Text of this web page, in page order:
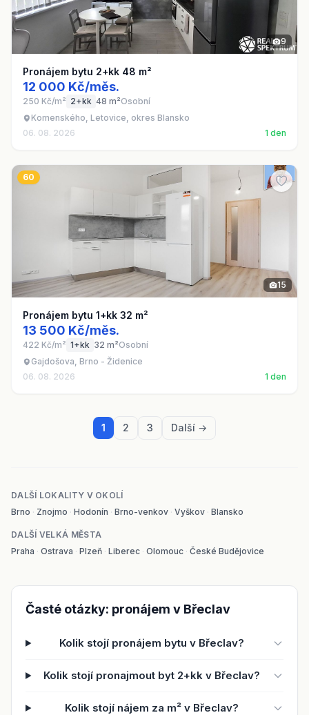
9
Pronájem bytu 2+kk 48 m²
12 000 Kč/měs.
250 Kč/m² 2+kk 48 m²Osobní
Komenského, Letovice, okres Blansko
06. 08. 2026
1 den
60
15
Pronájem bytu 1+kk 32 m²
13 500 Kč/měs.
422 Kč/m² 1+kk 32 m²Osobní
Gajdošova, Brno - Židenice
06. 08. 2026
1 den
1 2 3 Další →
DALŠÍ LOKALITY V OKOLÍ
Brno · Znojmo · Hodonín · Brno-venkov · Vyškov · Blansko
DALŠÍ VELKÁ MĚSTA
Praha · Ostrava · Plzeň · Liberec · Olomouc · České Budějovice
Časté otázky: pronájem v Břeclav
Kolik stojí pronájem bytu v Břeclav?
Kolik stojí pronajmout byt 2+kk v Břeclav?
Kolik stojí nájem za m² v Břeclav?